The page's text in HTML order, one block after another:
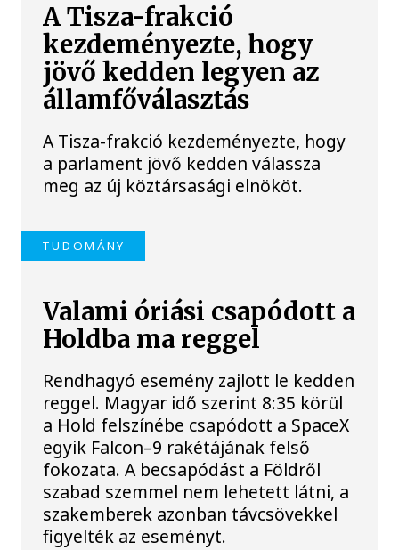
A Tisza-frakció
kezdeményezte, hogy
jövő kedden legyen az
államfőválasztás
A Tisza-frakció kezdeményezte, hogy
a parlament jövő kedden válassza
meg az új köztársasági elnököt.
TUDOMÁNY
Valami óriási csapódott a
Holdba ma reggel
Rendhagyó esemény zajlott le kedden
reggel. Magyar idő szerint 8:35 körül
a Hold felszínébe csapódott a SpaceX
egyik Falcon–9 rakétájának felső
fokozata. A becsapódást a Földről
szabad szemmel nem lehetett látni, a
szakemberek azonban távcsövekkel
figyelték az eseményt.